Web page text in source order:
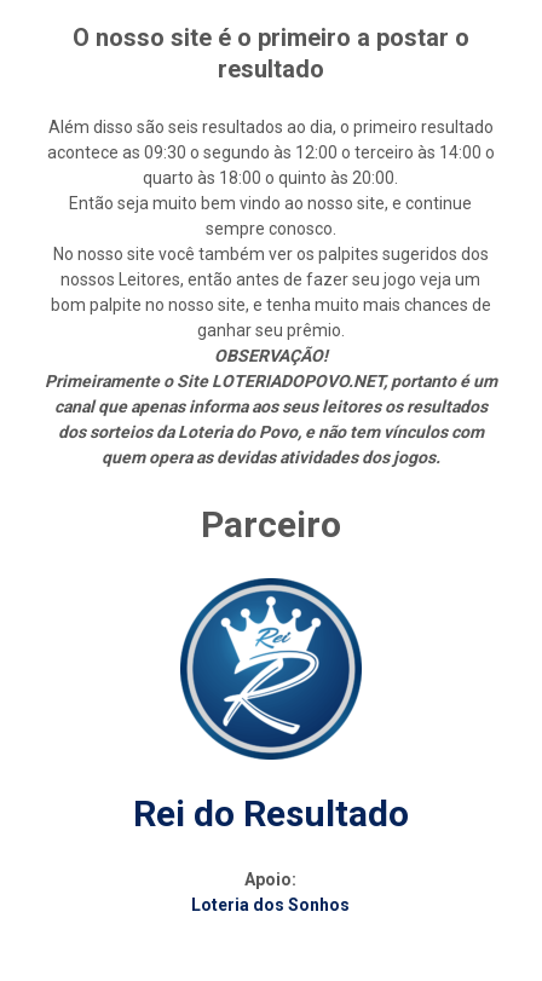
O nosso site é o primeiro a postar o
resultado
Além disso são seis resultados ao dia, o primeiro resultado
acontece as 09:30 o segundo às 12:00 o terceiro às 14:00 o
quarto às 18:00 o quinto às 20:00.
Então seja muito bem vindo ao nosso site, e continue
sempre conosco.
No nosso site você também ver os palpites sugeridos dos
nossos Leitores, então antes de fazer seu jogo veja um
bom palpite no nosso site, e tenha muito mais chances de
ganhar seu prêmio.
OBSERVAÇÃO!
Primeiramente o Site LOTERIADOPOVO.NET, portanto é um
canal que apenas informa aos seus leitores os resultados
dos sorteios da Loteria do Povo, e não tem vínculos com
quem opera as devidas atividades dos jogos.
Parceiro
Rei do Resultado
Apoio:
Loteria dos Sonhos